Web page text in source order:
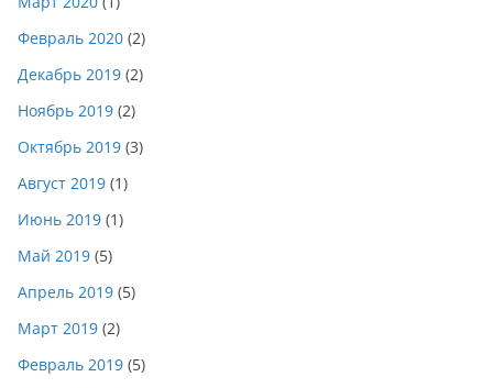
Февраль 2020 (2)
Декабрь 2019 (2)
Ноябрь 2019 (2)
Октябрь 2019 (3)
Август 2019 (1)
Июнь 2019 (1)
Май 2019 (5)
Апрель 2019 (5)
Март 2019 (2)
Февраль 2019 (5)